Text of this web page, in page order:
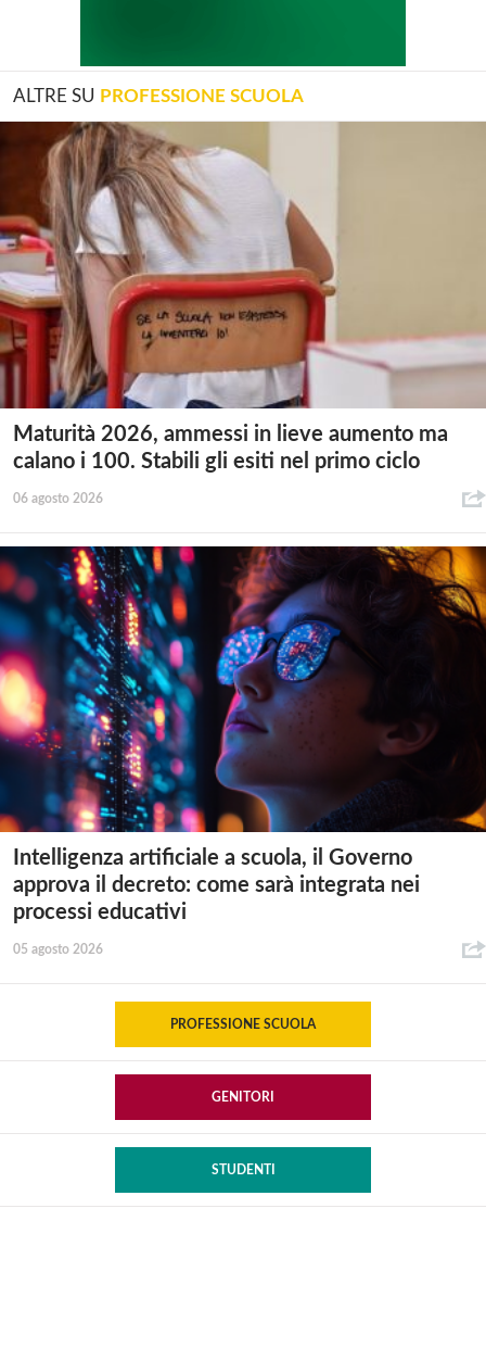
ALTRE SU PROFESSIONE SCUOLA
Maturità 2026, ammessi in lieve aumento ma
calano i 100. Stabili gli esiti nel primo ciclo
06 agosto 2026
Intelligenza artificiale a scuola, il Governo
approva il decreto: come sarà integrata nei
processi educativi
05 agosto 2026
PROFESSIONE SCUOLA
GENITORI
STUDENTI